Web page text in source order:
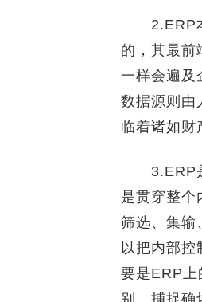
2.ERP本
的，其最前
一样会遍及
数据源则由
临着诸如财
3.ERP是
是贯穿整个
筛选、集输
以把内部
要是ERP上
别、捕捉确